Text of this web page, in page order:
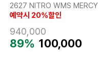
2627 NITRO WMS MERCY
예약시 20%할인
940,000
89% 100,000